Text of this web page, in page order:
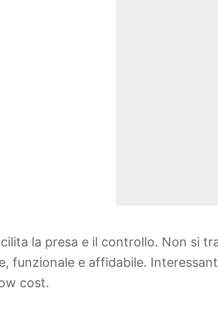
la presa e il controllo. Non si
funzionale e affidabile.
cost.